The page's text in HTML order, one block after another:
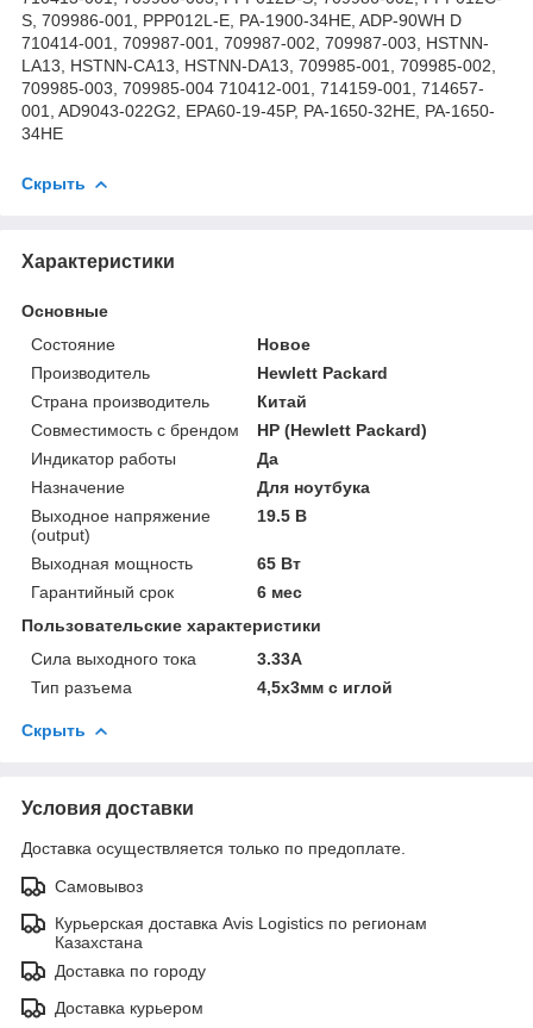
S, 709986-001, PPP012L-E, PA-1900-34HE, ADP-90WH D
710414-001, 709987-001, 709987-002, 709987-003, HSTNN-
LA13, HSTNN-CA13, HSTNN-DA13, 709985-001, 709985-002,
709985-003, 709985-004 710412-001, 714159-001, 714657-
001, AD9043-022G2, EPA60-19-45P, PA-1650-32HE, PA-1650-
34HE
Скрыть
Характеристики
Основные
Состояние
Новое
Производитель
Hewlett Packard
Страна производитель
Китай
Совместимость с брендом
HP (Hewlett Packard)
Индикатор работы
Да
Назначение
Для ноутбука
Выходное напряжение
(output)
19.5 В
Выходная мощность
65 Вт
Гарантийный срок
6 мес
Пользовательские характеристики
Сила выходного тока
3.33А
Тип разъема
4,5x3мм с иглой
Скрыть
Условия доставки
Доставка осуществляется только по предоплате.
Самовывоз
Курьерская доставка Avis Logistics по регионам
Казахстана
Доставка по городу
Доставка курьером